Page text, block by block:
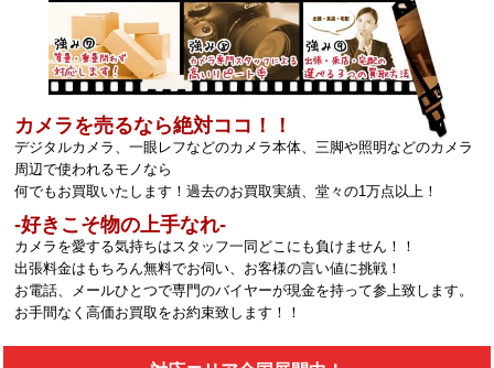
カメラを売るなら絶対ココ！！
デジタルカメラ、一眼レフなどのカメラ本体、三脚や照明などのカメラ
周辺で使われるモノなら
何でもお買取いたします！過去のお買取実績、堂々の1万点以上！
‐好きこそ物の上手なれ‐
カメラを愛する気持ちはスタッフ一同どこにも負けません！！
出張料金はもちろん無料でお伺い、お客様の言い値に挑戦！
お電話、メールひとつで専門のバイヤーが現金を持って参上致します。
お手間なく高価お買取をお約束致します！！